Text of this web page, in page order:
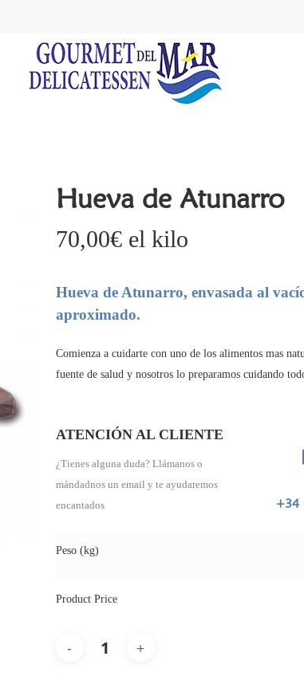
Hueva de Atunarro
70,00€el kilo
Hueva de Atunarro, envasada al
aproximado.
Comienza a cuidarte con uno de los alimentos mas
fuente de salud y nosotros lo preparamos cuidando
ATENCIÓN AL CLIENTE
¿Tienes alguna duda? Llámanos o
mándadnos un email y te ayudaremos
encantados
+34
Peso (kg)
Product Price